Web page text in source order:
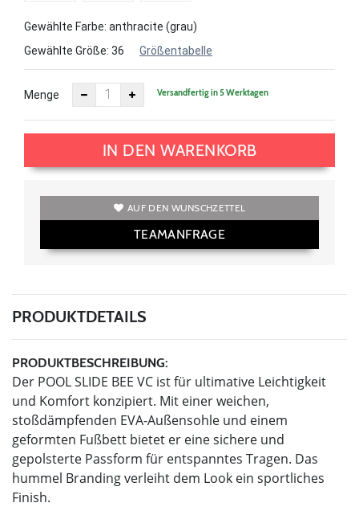
Gewählte Farbe: anthracite (grau)
Gewählte Größe: 36 Größentabelle
Menge Versandfertig in 5 Werktagen
IN DEN WARENKORB
AUF DEN WUNSCHZETTEL
TEAMANFRAGE
PRODUKTDETAILS
PRODUKTBESCHREIBUNG:
Der POOL SLIDE BEE VC ist für ultimative Leichtigkeit
und Komfort konzipiert. Mit einer weichen,
stoßdämpfenden EVA-Außensohle und einem
geformten Fußbett bietet er eine sichere und
gepolsterte Passform für entspanntes Tragen. Das
hummel Branding verleiht dem Look ein sportliches
Finish.